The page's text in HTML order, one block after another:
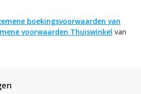
boekingsvoorwaarden van
voorwaarden Thuiswinkel van